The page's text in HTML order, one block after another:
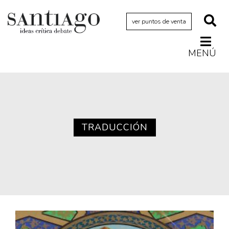
ver puntos de venta
MENÚ
TRADUCCIÓN